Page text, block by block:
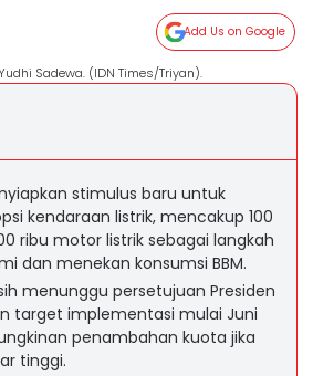
Add Us on Google
Sadewa. (IDN Times/Triyan).
stimulus baru untuk
kendaraan listrik, mencakup 100
ribu motor listrik sebagai langkah
dan menekan konsumsi BBM.
menunggu persetujuan Presiden
target implementasi mulai Juni
penambahan kuota jika
tinggi.